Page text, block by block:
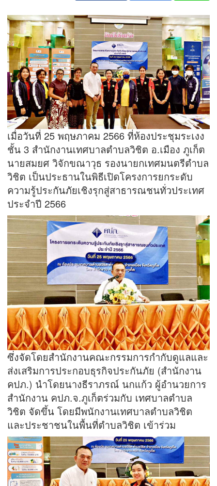
เมื่อวันที่ 25 พฤษภาคม 2566 ที่ห้องประชุมระเงง
ชั้น 3 สำนักงานเทศบาลตำบลวิชิต อ.เมือง ภูเก็ต
นายสมยศ วิจักขณาวุธ รองนายกเทศมนตรีตำบล
วิชิต เป็นประธานในพิธีเปิดโครงการยกระดับ
ความรู้ประกันภัยเชิงรุกสู่สาธารณชนทั่วประเทศ
ประจำปี 2566
ซึ่งจัดโดยสำนักงานคณะกรรมการกำกับดูแลและ
ส่งเสริมการประกอบธุรกิจประกันภัย (สำนักงาน
คปภ.) นำโดยนางธีราภรณ์ นกแก้ว ผู้อำนวยการ
สำนักงาน คปภ.จ.ภูเก็ตร่วมกับ เทศบาลตำบล
วิชิต จัดขึ้น โดยมีพนักงานเทศบาลตำบลวิชิต
และประชาชนในพื้นที่ตำบลวิชิต เข้าร่วม